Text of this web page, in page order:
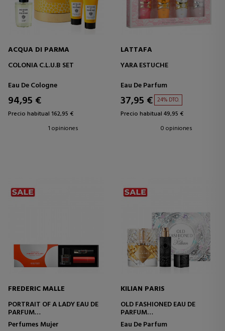
ACQUA DI PARMA
COLONIA C.L.U.B SET
Eau De Cologne
94,95 €
Precio habitual 162,95 €
1 opiniones
LATTAFA
YARA ESTUCHE
Eau De Parfum
37,95 € 24% DTO.
Precio habitual 49,95 €
0 opiniones
FREDERIC MALLE
PORTRAIT OF A LADY EAU DE
PARFUM
ESTUCHE
Perfumes Mujer
KILIAN PARIS
OLD FASHIONED EAU DE
PARFUM
ESTUCHE
Eau De Parfum